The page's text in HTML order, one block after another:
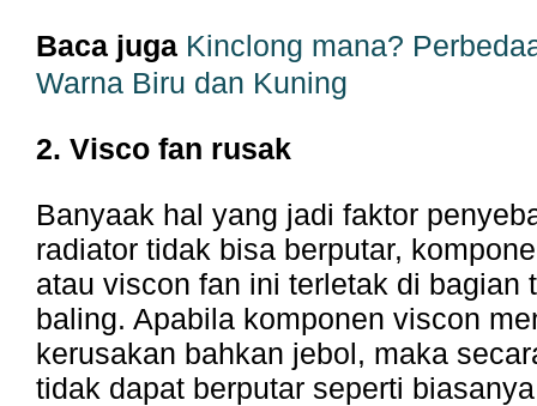
Baca juga Kinclong mana?
Warna Biru dan Kuning
2. Visco fan rusak
Banyaak hal yang jadi faktor
radiator tidak bisa berputar,
atau viscon fan ini terletak di bagian
baling. Apabila komponen viscon
kerusakan bahkan jebol, maka
tidak dapat berputar seperti